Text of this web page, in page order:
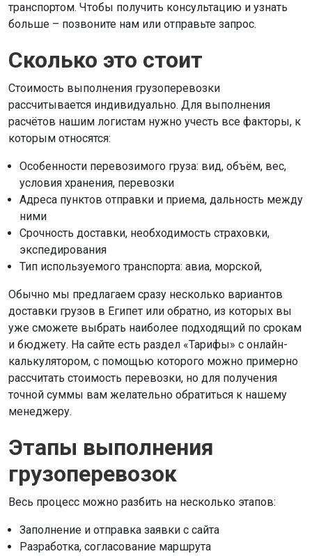
транспортом. Чтобы получить консультацию и узнать
больше – позвоните нам или отправьте запрос.
Сколько это стоит
Стоимость выполнения грузоперевозки
рассчитывается индивидуально. Для выполнения
расчётов нашим логистам нужно учесть все факторы, к
которым относятся:
Особенности перевозимого груза: вид, объём, вес,
условия хранения, перевозки
Адреса пунктов отправки и приема, дальность между
ними
Срочность доставки, необходимость страховки,
экспедирования
Тип используемого транспорта: авиа, морской,
Обычно мы предлагаем сразу несколько вариантов
доставки грузов в Египет или обратно, из которых вы
уже сможете выбрать наиболее подходящий по срокам
и бюджету. На сайте есть раздел «Тарифы» с онлайн-
калькулятором, с помощью которого можно примерно
рассчитать стоимость перевозки, но для получения
точной суммы вам желательно обратиться к нашему
менеджеру.
Этапы выполнения
грузоперевозок
Весь процесс можно разбить на несколько этапов:
Заполнение и отправка заявки с сайта
Разработка, согласование маршрута